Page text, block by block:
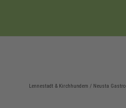
Lennestadt & Kirchhundem / Neusta Gastro